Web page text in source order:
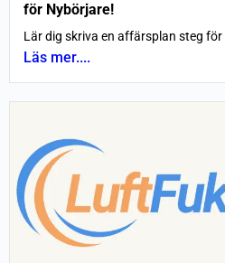
för Nybörjare!
Lär dig skriva en affärsplan steg för
Läs mer....